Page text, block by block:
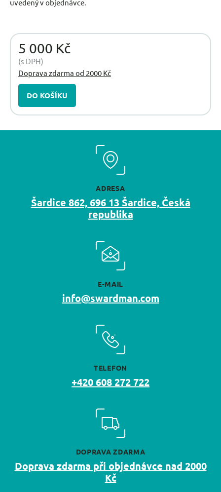
uvedený v objednávce.
5 000 Kč
(s DPH)
Doprava zdarma od 2000 Kč
DO KOŠÍKU
ADRESA
Šardice 862, 696 13 Šardice, Česká
republika
E-MAIL
info@swardman.com
TELEFON
+420 608 272 722
DOPRAVA ZDARMA
Doprava zdarma při objednávce nad 2000
Kč